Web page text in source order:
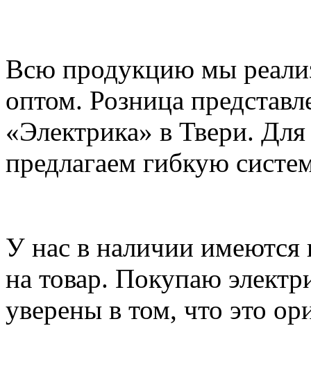
Всю продукцию мы
оптом. Розница
«Электрика» в Твери.
предлагаем гибкую
У нас в наличии имеются
на товар. Покупаю
уверены в том, что это